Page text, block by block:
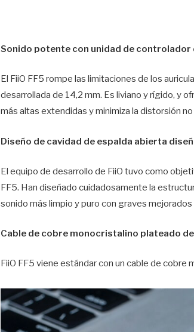
Sonido potente con unidad de
El FiiO FF5 rompe las limitaciones de los
desarrollada de 14,2 mm. Es liviano y rígido, y
más altas extendidas y minimiza la distorsión no
Diseño de cavidad de espalda abierta
El equipo de desarrollo de FiiO tuvo como
FF5. Han diseñado cuidadosamente la
sonido más limpio y puro con graves
Cable de cobre monocristalino plateado
FiiO FF5 viene estándar con un cable de cobre